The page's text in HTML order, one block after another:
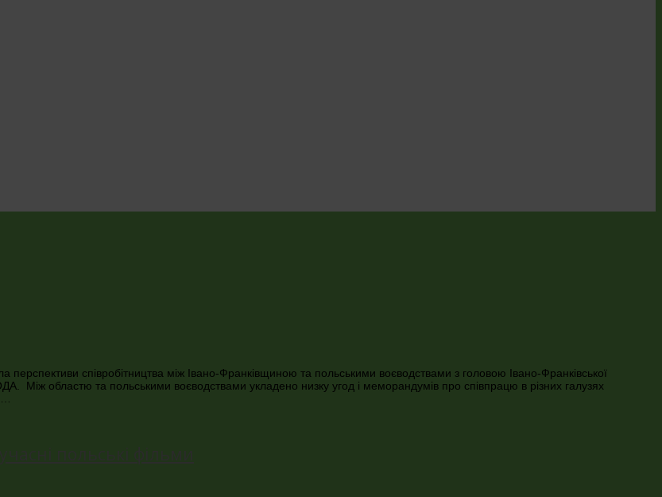
співробітництва між Івано-Франківщиною та польськими воєводствами з головою Івано-Франківської
Між областю та польськими воєводствами укладено низку угод і меморандумів про співпрацю в різних галузях
…